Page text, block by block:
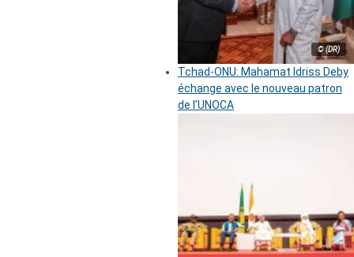
© (DR)
Tchad-ONU: Mahamat Idriss Deby
échange avec le nouveau patron
de l’UNOCA